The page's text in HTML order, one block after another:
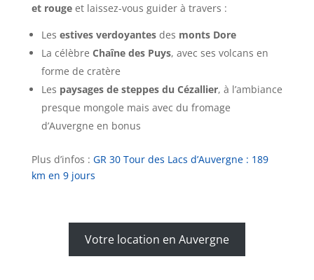
et rougeet laissez-vous guider à travers :
Les estives verdoyantesdes monts Dore
La célèbre Chaîne des Puys, avec ses volcans en
forme de cratère
Les paysages de steppes du Cézallier, à l’ambiance
presque mongole mais avec du fromage
d’Auvergne en bonus
Plus d’infos : GR 30 Tour des Lacs d’Auvergne : 189
km en 9 jours
Votre location en Auvergne